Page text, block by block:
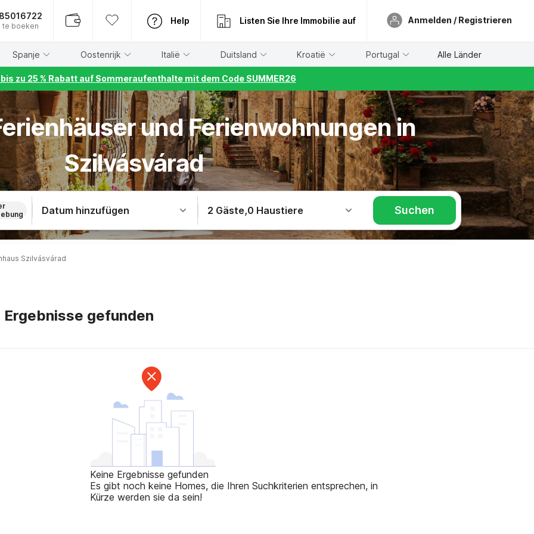
te boeken
Help Listen Sie Ihre Immobilie auf Anmelden / Registrieren
Spanje Oostenrijk Italië Duitsland Kroatië Portugal Alle Länder
zu 25 % Rabatt auf Sommeraufenthalte mit dem Code SUMMER26
und Ferienwohnungen in
Szilvásvárad
Datum hinzufügen 2 Gäste,0 Haustiere Suchen
Szilvásvárad
Ergebnisse gefunden
Keine Ergebnisse gefunden
Es gibt noch keine Homes, die Ihren Suchkriterien entsprechen, in
Kürze werden sie da sein!